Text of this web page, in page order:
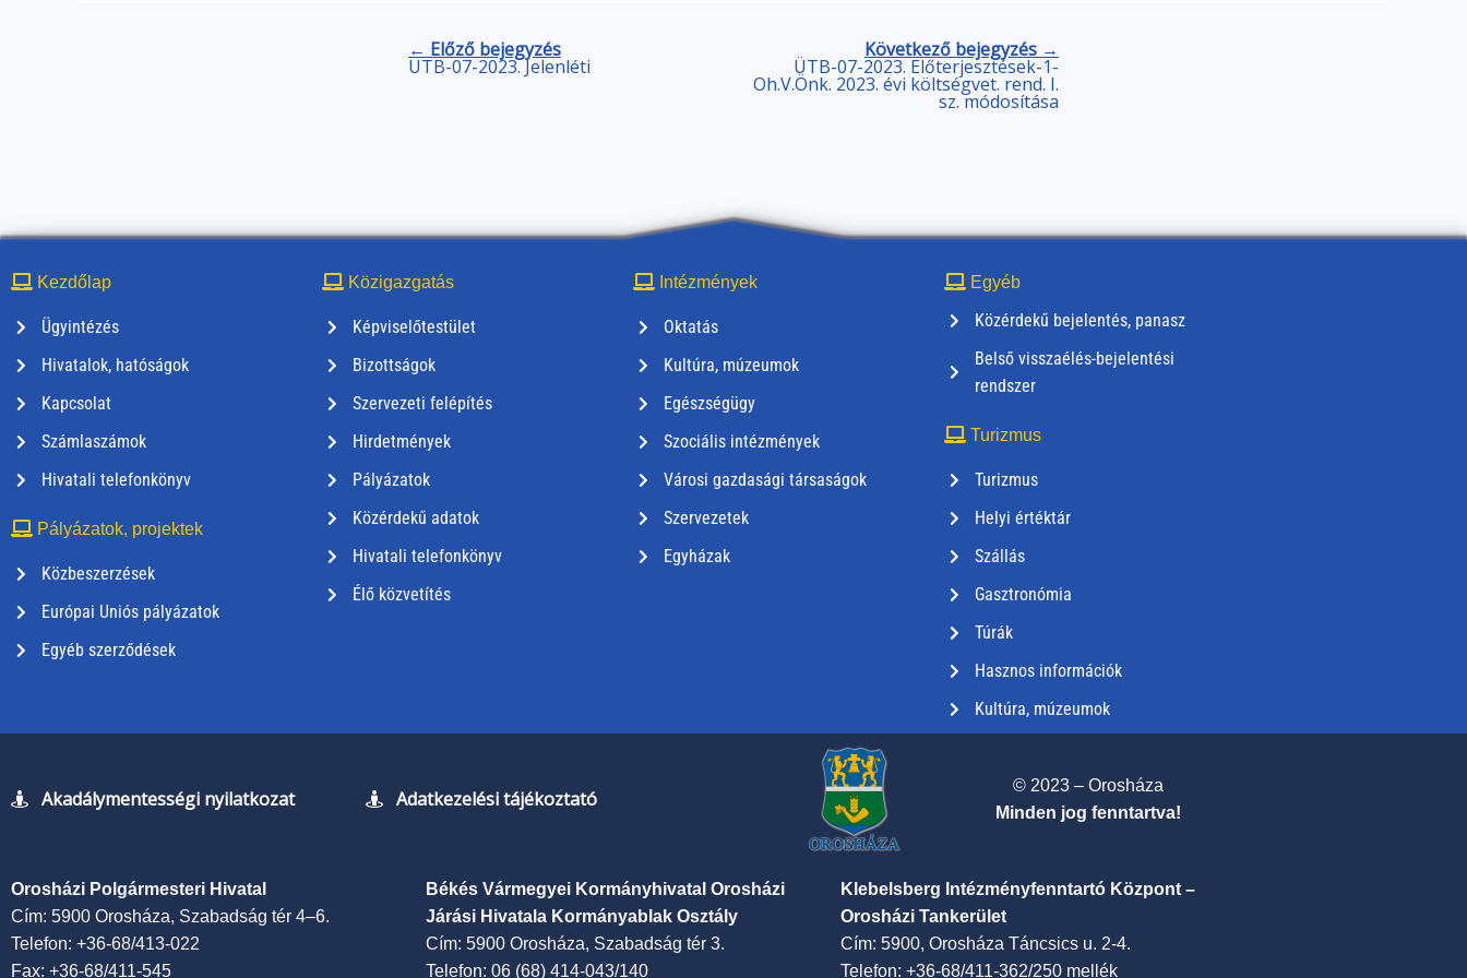
← Előző bejegyzés
ÜTB-07-2023. Jelenléti
Következő bejegyzés →
ÜTB-07-2023. Előterjesztések-1-
Oh.V.Önk. 2023. évi költségvet. rend. I.
sz. módosítása
Kezdőlap
Ügyintézés
Hivatalok, hatóságok
Kapcsolat
Számlaszámok
Hivatali telefonkönyv
Pályázatok, projektek
Közbeszerzések
Európai Uniós pályázatok
Egyéb szerződések
Közigazgatás
Képviselőtestület
Bizottságok
Szervezeti felépítés
Hirdetmények
Pályázatok
Közérdekű adatok
Hivatali telefonkönyv
Élő közvetítés
Intézmények
Oktatás
Kultúra, múzeumok
Egészségügy
Szociális intézmények
Városi gazdasági társaságok
Szervezetek
Egyházak
Egyéb
Közérdekű bejelentés, panasz
Belső visszaélés-bejelentési
rendszer
Turizmus
Turizmus
Helyi értéktár
Szállás
Gasztronómia
Túrák
Hasznos információk
Kultúra, múzeumok
Akadálymentességi nyilatkozat Adatkezelési tájékoztató
© 2023 – Orosháza
Minden jog fenntartva!
Orosházi Polgármesteri Hivatal
Cím: 5900 Orosháza, Szabadság tér 4–6.
Telefon: +36-68/413-022
Fax: +36-68/411-545
Békés Vármegyei Kormányhivatal Orosházi
Járási Hivatala Kormányablak Osztály
Cím: 5900 Orosháza, Szabadság tér 3.
Telefon: 06 (68) 414-043/140
Klebelsberg Intézményfenntartó Központ –
Orosházi Tankerület
Cím: 5900, Orosháza Táncsics u. 2-4.
Telefon: +36-68/411-362/250 mellék